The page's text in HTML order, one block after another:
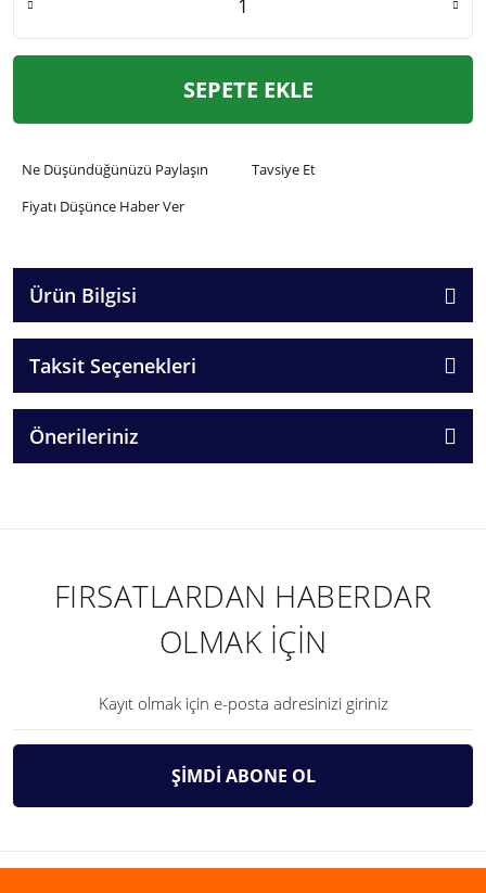
SEPETE EKLE
Ne Düşündüğünüzü Paylaşın
Tavsiye Et
Fiyatı Düşünce Haber Ver
Ürün Bilgisi
Taksit Seçenekleri
Önerileriniz
FIRSATLARDAN HABERDAR
OLMAK İÇİN
ŞİMDİ ABONE OL